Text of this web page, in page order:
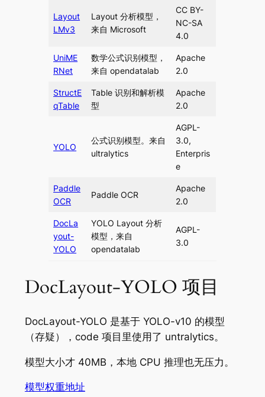
Layout
LMv3
Layout 分析模型，
来自 Microsoft
CC BY-
NC-SA
4.0
UniME
RNet
数学公式识别模型，
来自 opendatalab
Apache
2.0
StructE
qTable
Table 识别和解析模
型
Apache
2.0
YOLO
公式识别模型。来自
ultralytics
AGPL-
3.0,
Enterpris
e
Paddle
OCR
Paddle OCR
Apache
2.0
DocLa
yout-
YOLO
YOLO Layout 分析
模型，来自
opendatalab
AGPL-
3.0
DocLayout-YOLO 项目
DocLayout-YOLO 是基于 YOLO-v10 的模型
（存疑），code 项目里使用了 untralytics。
模型大小才 40MB，本地 CPU 推理也无压力。
模型权重地址